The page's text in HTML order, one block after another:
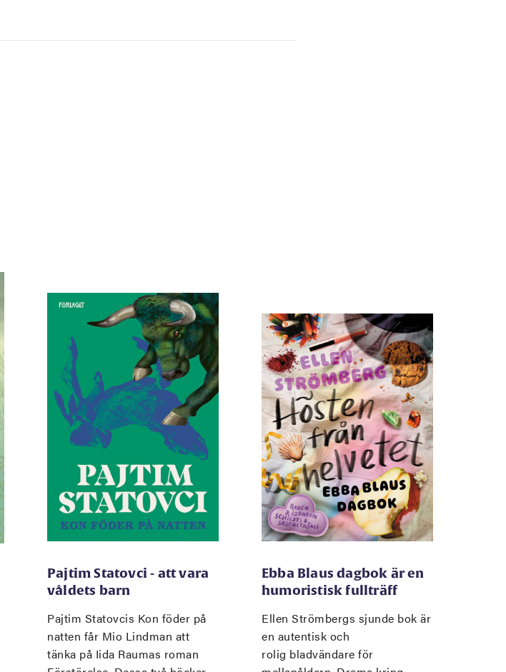
Pajtim Statovci - att vara
våldets barn
Pajtim Statovcis Kon föder på
natten får Mio Lindman att
tänka på Iida Raumas roman
Ebba Blaus dagbok är en
humoristisk fullträff
Ellen Strömbergs sjunde bok är
en autentisk och
rolig bladvändare för